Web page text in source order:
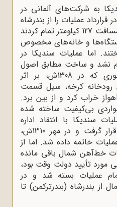
به شرکت‌های آلمانی در
عملیات را از بندرشاه
(بندرترکمن) تا قائم‌شهر به مسافت 127 کیلومتر تمام کردند
و خانه‌های مخصوص
اما عملیات سندیکا در
نشد و ساخت مطابق اصول
فنی و علمی نبود. به طوری که در 1308ش، بر اثر
رودخانه کرخه، سیل قسمت
خراب کرد و از بین برد.
بی‌کیفیت ساخته شده
سندیکا با انتقاد اداره
نظارت و مهندسی دولتی قرار گرفت و در مهر 1310ش،
خاتمه داده شد. اما از
خط‌آهن شمال باقی مانده
مورد تأیید دولت وقت بود،
عملیات بسته شد و در
خط شمال از بندرشاه (بندرترکمن) تا